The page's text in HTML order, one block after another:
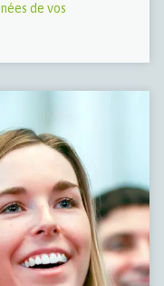
de vos